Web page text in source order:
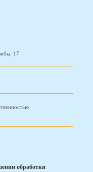
17
обработки